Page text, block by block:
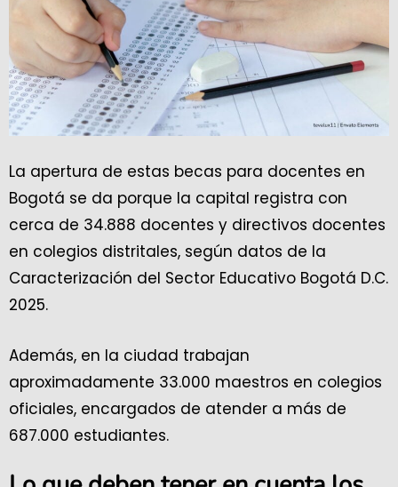
La apertura de estas becas para docentes en
Bogotá se da porque la capital registra con
cerca de 34.888 docentes y directivos docentes
en colegios distritales, según datos de la
Caracterización del Sector Educativo Bogotá D.C.
2025.
Además, en la ciudad trabajan
aproximadamente 33.000 maestros en colegios
oficiales, encargados de atender a más de
687.000 estudiantes.